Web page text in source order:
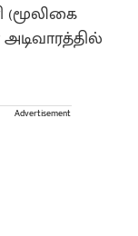
(மூலிகை
Advertisement